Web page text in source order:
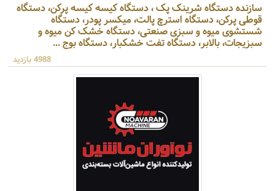
سازنده دستگاه شرینک پک ، دستگاه کیسه کیسه پرکن، دستگاه
قوطی پرکن، دستگاه استرچ پالت، میکسر پودر، دستگاه
شستشوی میوه و سبزی صنعتی، دستگاه خشک کن میوه و
سبزیجات، بالابر، دستگاه تفت خشکبار، دستگاه بوج ...
4988 بازدید